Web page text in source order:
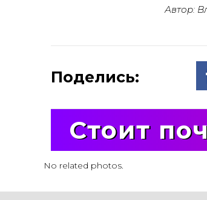
Автор:
Поделись:
Стоит
No related photos.